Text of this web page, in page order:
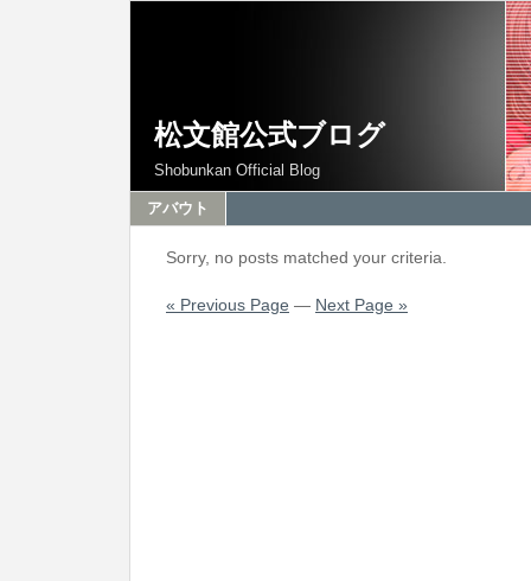
松文館公式ブログ
Shobunkan Official Blog
アバウト
Sorry, no posts matched your criteria.
« Previous Page — Next Page »